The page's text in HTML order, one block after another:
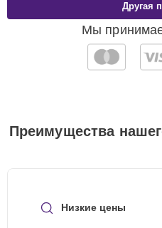
Мы
Другая
Преимущества
Низкие цены